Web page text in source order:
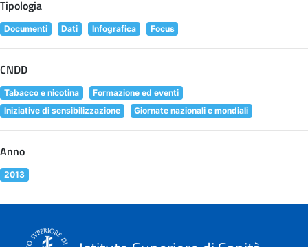
Tipologia
Documenti Dati Infografica Focus
CNDD
Tabacco e nicotina
Formazione ed eventi
Iniziative di sensibilizzazione
Giornate nazionali e mondiali
Anno
2013